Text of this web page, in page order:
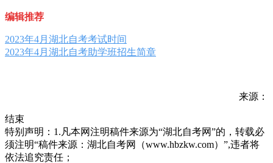
编辑推荐
2023年4月湖北自考考试时间
2023年4月湖北自考助学班招生简章
来源：
结束
特别声明：1.凡本网注明稿件来源为“湖北自考网”的，转载必
须注明“稿件来源：湖北自考网（www.hbzkw.com）”,违者将
依法追究责任；